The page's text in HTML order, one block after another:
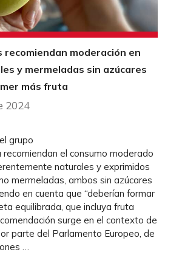
moderación en
y mermeladas sin azúcares
más fruta
2024
grupo
el consumo moderado
naturales y exprimidos
mermeladas, ambos sin azúcares
en cuenta que “deberían formar
equilibrada, que incluya fruta
surge en el contexto de
parte del Parlamento Europeo, de
…